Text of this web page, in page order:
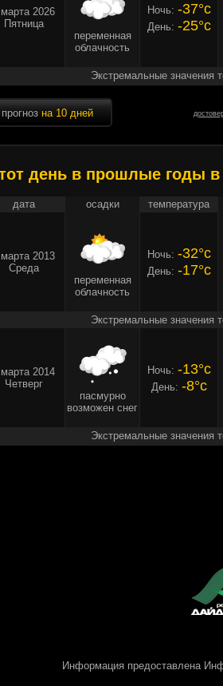
2026
Пятница
переменная
облачность
Ночь: -37°c
День: -25°c
Экстремальные значения
прогноз на 10 дней
день в прошлые годы
дата осадки температура
2013
Среда
переменная
облачность
Ночь: -32°c
День: -17°c
Экстремальные значения
2014
Четверг
пасмурно
возможен снег
Ночь: -13°c
День: -8°c
Экстремальные значения
Информация предоставлена